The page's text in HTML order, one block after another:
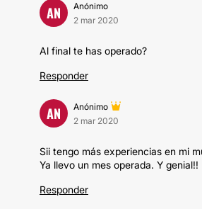
AN
Anónimo
2 mar 2020
Al final te has operado?
Responder
AN
Anónimo
2 mar 2020
Sii tengo más experiencias en mi
Ya llevo un mes operada. Y genial!!
Responder